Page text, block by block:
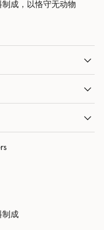
成，以恪守无动物
制成